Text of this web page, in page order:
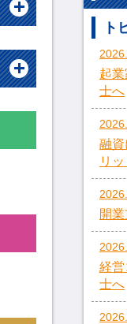
ト
起
士へ
融資
リッ
開
経
士へ